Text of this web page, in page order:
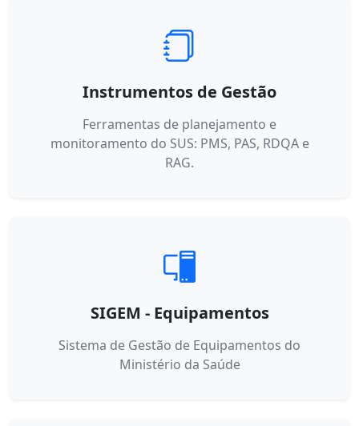
Instrumentos de Gestão
Ferramentas de planejamento e
monitoramento do SUS: PMS, PAS, RDQA e
RAG.
SIGEM - Equipamentos
Sistema de Gestão de Equipamentos do
Ministério da Saúde